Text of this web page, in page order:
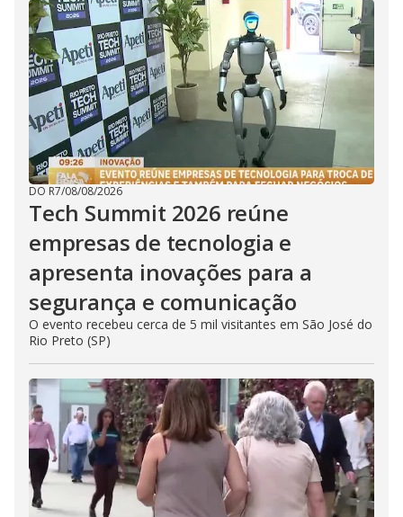
DO R7/08/08/2026
Tech Summit 2026 reúne
empresas de tecnologia e
apresenta inovações para a
segurança e comunicação
O evento recebeu cerca de 5 mil visitantes em São José do
Rio Preto (SP)